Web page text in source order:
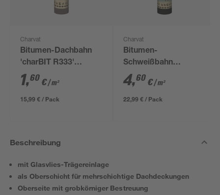
Charvat
Bitumen-Dachbahn
'charBIT R333'
besandet schwarz
100 x 1000 cm
1,60 €/ m²
15,99 € / Pack
Charvat
Bitumen-
Schweißbahn
'charBIT V60 S4'
besandet schwarz
100 x 500 cm
4,60 €/ m²
22,99 € / Pack
Beschreibung
mit Glasvlies-Trägereinlage
als Oberschicht für mehrschichtige Dachdeckungen
Oberseite mit grobkörniger Bestreuung